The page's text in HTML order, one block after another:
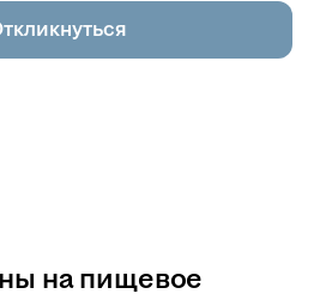
на пищевое